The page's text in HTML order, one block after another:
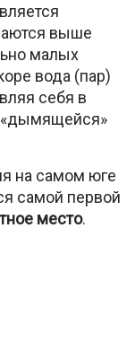
выше
малых
вода (пар)
себя в
«дымящейся»
на самом юге
самой первой
место.